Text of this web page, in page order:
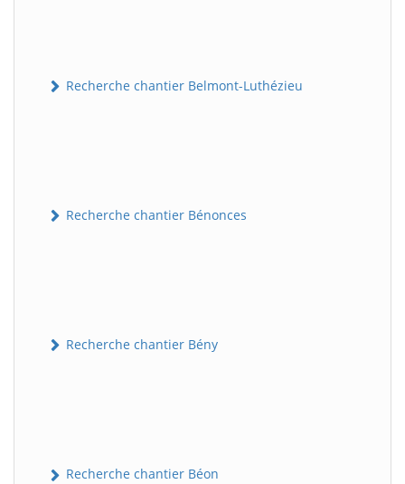
Recherche chantier Belmont-Luthézieu
Recherche chantier Bénonces
Recherche chantier Bény
Recherche chantier Béon